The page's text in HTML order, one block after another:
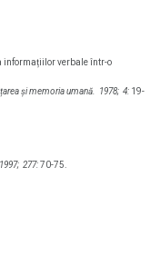
informațiilor verbale într-o
și memoria umană. 1978; 4: 19-
1997; 277:70-75.